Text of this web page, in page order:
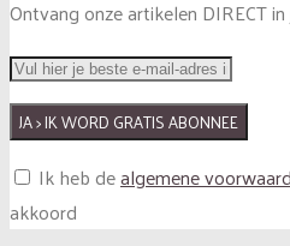
Ontvang onze artikelen DIRECT
Ik heb dealgemene
akkoord